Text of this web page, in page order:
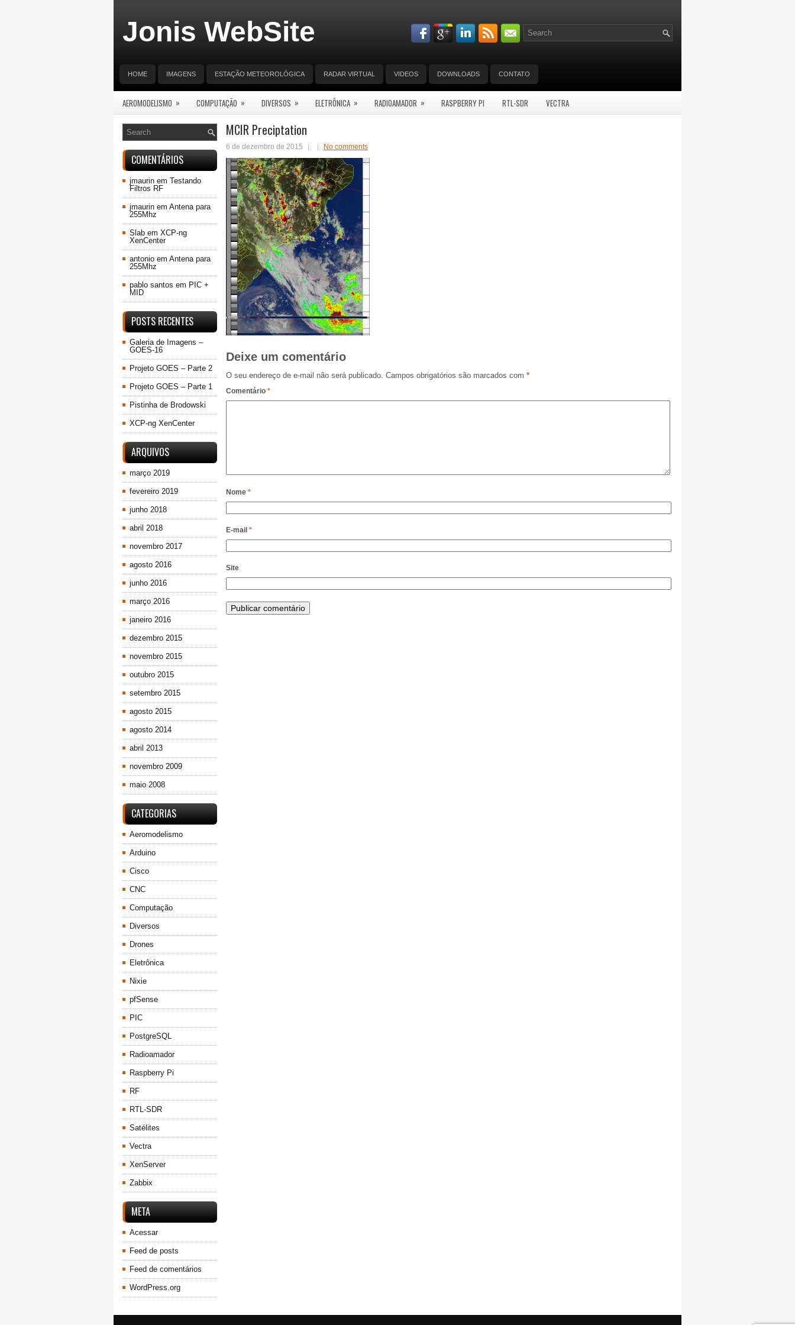
Jonis WebSite
HOME IMAGENS ESTAÇÃO METEOROLÓGICA RADAR VIRTUAL VIDEOS DOWNLOADS CONTATO
AEROMODELISMO » COMPUTAÇÃO » DIVERSOS » ELETRÔNICA » RADIOAMADOR » RASPBERRY PI RTL-SDR VECTRA
MCIR Preciptation
6 de dezembro de 2015 No comments
Deixe um comentário
O seu endereço de e-mail não será publicado. Campos obrigatórios são marcados com *
Comentário *
Nome *
E-mail *
Site
COMENTÁRIOS
jmaurin em Testando
Filtros RF
jmaurin em Antena para
255Mhz
Slab em XCP-ng
XenCenter
antonio em Antena para
255Mhz
pablo santos em PIC +
MID
POSTS RECENTES
Galeria de Imagens –
GOES-16
Projeto GOES – Parte 2
Projeto GOES – Parte 1
Pistinha de Brodowski
XCP-ng XenCenter
ARQUIVOS
março 2019
fevereiro 2019
junho 2018
abril 2018
novembro 2017
agosto 2016
junho 2016
março 2016
janeiro 2016
dezembro 2015
novembro 2015
outubro 2015
setembro 2015
agosto 2015
agosto 2014
abril 2013
novembro 2009
maio 2008
CATEGORIAS
Aeromodelismo
Arduino
Cisco
CNC
Computação
Diversos
Drones
Eletrônica
Nixie
pfSense
PIC
PostgreSQL
Radioamador
Raspberry Pi
RF
RTL-SDR
Satélites
Vectra
XenServer
Zabbix
META
Acessar
Feed de posts
Feed de comentários
WordPress.org